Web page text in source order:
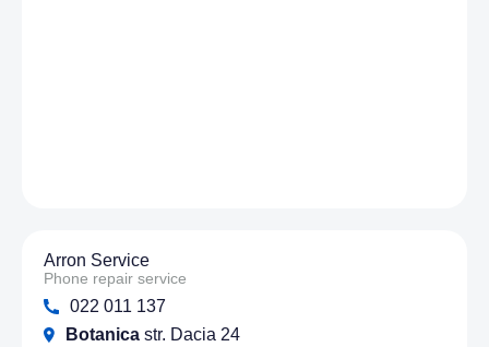
Arron Service
Phone repair service
022 011 137
Botanica str. Dacia 24